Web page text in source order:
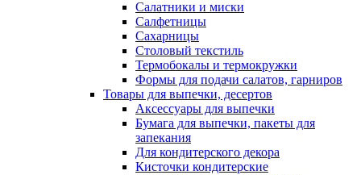
Салатники и миски
Салфетницы
Сахарницы
Столовый текстиль
Термобокалы и термокружки
Формы для подачи салатов, гарниров
Товары для выпечки, десертов
Аксессуары для выпечки
Бумага для выпечки, пакеты для
запекания
Для кондитерского декора
Кисточки кондитерские